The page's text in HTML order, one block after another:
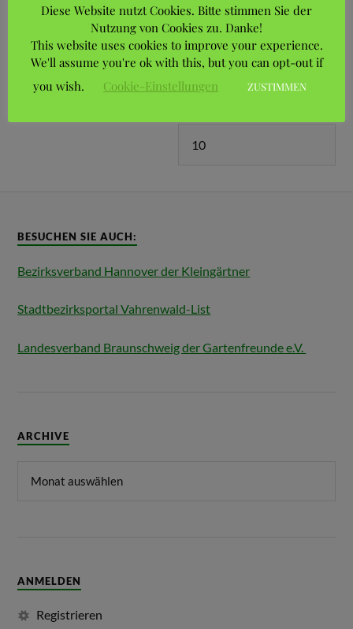
oder…
05/08/2026
Aufrufe: 1
Preis: Kostenlos
BESUCHEN SIE AUCH:
Bezirksverband Hannover der Kleingärtner
Stadtbezirksportal Vahrenwald-List
Landesverband Braunschweig der Gartenfreunde e.V.
ARCHIVE
ANMELDEN
Registrieren
Diese Website nutzt Cookies. Bitte stimmen Sie der
Nutzung von Cookies zu. Danke!
This website uses cookies to improve your experience.
We'll assume you're ok with this, but you can opt-out if
you wish.
Cookie-Einstellungen ZUSTIMMEN